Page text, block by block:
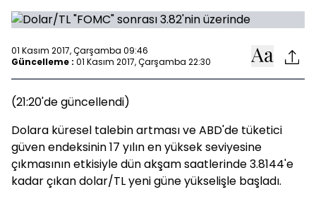
01 Kasım 2017, Çarşamba 09:46
Güncelleme : 01 Kasım 2017, Çarşamba 22:30
(21:20'de güncellendi)
Dolara küresel talebin artması ve ABD'de tüketici
güven endeksinin 17 yılın en yüksek seviyesine
çıkmasının etkisiyle dün akşam saatlerinde 3.8144'e
kadar çıkan dolar/TL yeni güne yükselişle başladı.